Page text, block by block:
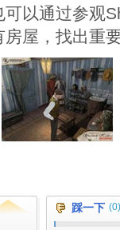
以通过参观
房屋，找出
踩一下 (0)